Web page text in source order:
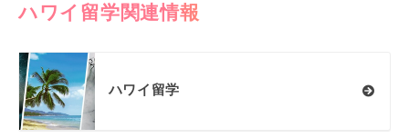
ハワイ留学関連情報
ハワイ留学